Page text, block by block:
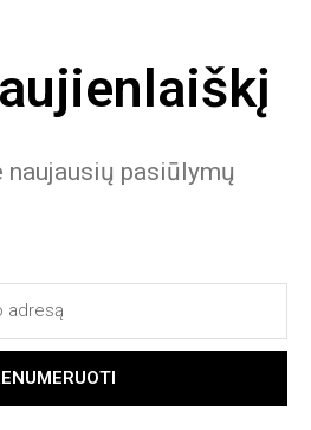
naujausių pasiūlymų